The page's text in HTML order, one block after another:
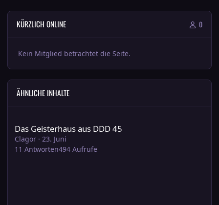
KÜRZLICH ONLINE 0
Kein Mitglied betrachtet die Seite.
ÄHNLICHE INHALTE
Das Geisterhaus aus DDD 45
Clagor · 23. Juni
11 Antworten494 Aufrufe